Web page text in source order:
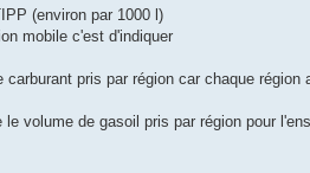
(environ par 1000 l)
mobile c'est d'indiquer
pris par région car chaque région
volume de gasoil pris par région pour